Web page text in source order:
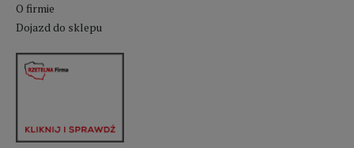
O firmie
Dojazd do sklepu